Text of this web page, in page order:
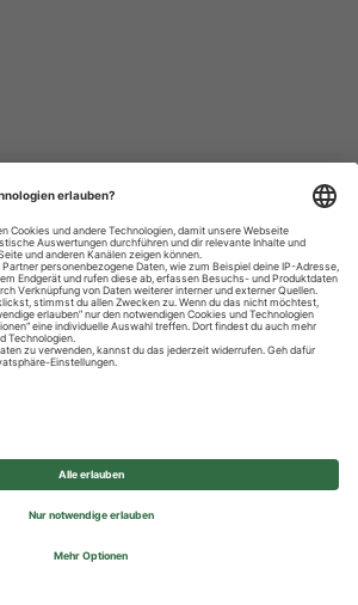
Datenschutzhinweise
Impressum
Einstellungen
Group - All rights reserved